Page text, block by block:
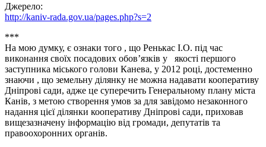
Джерело:
http://kaniv-rada.gov.ua/pages.php?s=2
***
На мою думку, є ознаки того , що Ренькас І.О. під час
виконання своїх посадових обов’язків у якості першого
заступника міського голови Канева, у 2012 році, достеменно
знаючи , що земельну ділянку не можна надавати кооперативу
Дніпрові сади, адже це суперечить Генеральному плану міста
Канів, з метою створення умов за для завідомо незаконного
надання цієї ділянки кооперативу Дніпрові сади, приховав
вищезазначену інформацію від громади, депутатів та
правоохоронних органів.